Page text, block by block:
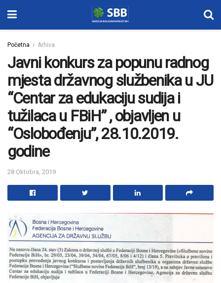
Početna Arhiva
Javni konkurs za popunu radnog
mjesta državnog službenika u JU
“Centar za edukaciju sudija i
tužilaca u FBiH” , objavljen u
“Oslobođenju”, 28.10.2019.
godine
28 Oktobra, 2019